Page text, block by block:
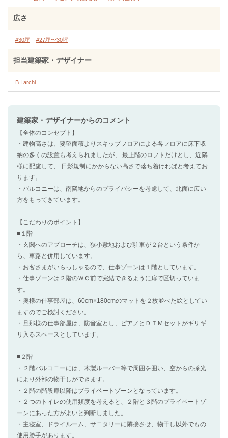
広さ
#30坪 #27坪〜30坪
担当建築家・デザイナー
B.I.archi
建築家・デザイナーからのコメント
【全体のコンセプト】
・建物高さは、要望面積よりスキップフロアによる各フロアに床下収
納の多くの設置も考えられましたが、 最上階のロフトだけとし、近隣
様に配慮して、 日影規制にかからない高さで落ち着ければと考えてお
ります。
・バルコニーは、南隣地からのプライバシーを考慮して、北面に広い
方をもってきています。
【こだわりのポイント】
■１階
・玄関へのアプローチは、狭小敷地および駐車が２台という条件か
ら、車路と併用しています。
・お客さまがいらっしゃるので、仕事ゾーンは１階としています。
・仕事ゾーンは２階のＷＣ前で完結できるように扉で区切っていま
す。
・奥様の仕事部屋は、60cm×180cmのマットを２枚並べた絵としてい
ますのでご検討ください。
・旦那様の仕事部屋は、防音室とし、ピアノとＤＴＭセットがギリギ
リ入るスペースとしています。
■２階
・２階バルコニーには、木製ルーバー等で周囲を囲い、空からの採光
により外部の物干しができます。
・２階の階段扉以降はプライベートゾーンとなっています。
・２つのトイレの使用頻度を考えると、２階と３階のプライベートゾ
ーンにあった方がよいと判断しました。
・主寝室、ドライルーム、サニタリーに隣接させ、物干し以外でもの
使用勝手があります。